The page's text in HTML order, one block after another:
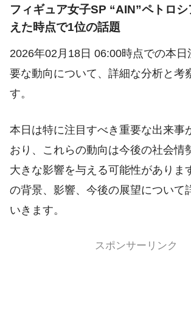
フィギュア女子SP “AIN”ペトロ
えた時点で1位の話題
2026年02月18日 06:00時点での本日
要な動向について、詳細な分析と考
す。
本日は特に注目すべき重要な出来事
おり、これらの動向は今後の社会情
大きな影響を与える可能性がありま
の背景、影響、今後の展望について
いきます。
スポンサーリンク